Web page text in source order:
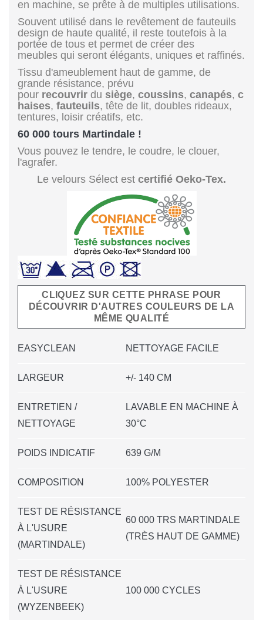
en machine, se prête à de multiples utilisations.
Souvent utilisé dans le revêtement de fauteuils
design de haute qualité, il reste toutefois à la
portée de tous et permet de créer des
meubles qui seront élégants, uniques et raffinés.
Tissu d'ameublement haut de gamme, de
grande résistance, prévu
pour recouvrir du siège, coussins, canapés, c
haises, fauteuils, tête de lit, doubles rideaux,
tentures, loisir créatifs, etc.
60 000 tours Martindale !
Vous pouvez le tendre, le coudre, le clouer,
l'agrafer.
Le velours Sélect est certifié Oeko-Tex.
CLIQUEZ SUR CETTE PHRASE POUR
DÉCOUVRIR D'AUTRES COULEURS DE LA
MÊME QUALITÉ
EASYCLEAN NETTOYAGE FACILE
LARGEUR +/- 140 CM
ENTRETIEN /
NETTOYAGE
LAVABLE EN MACHINE À
30°C
POIDS INDICATIF 639 G/M
COMPOSITION 100% POLYESTER
TEST DE RÉSISTANCE
À L'USURE
(MARTINDALE)
60 000 TRS MARTINDALE
(TRÈS HAUT DE GAMME)
TEST DE RÉSISTANCE
À L'USURE
(WYZENBEEK)
100 000 CYCLES